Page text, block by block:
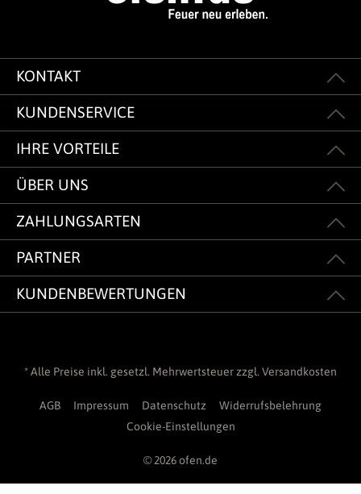
KONTAKT
KUNDENSERVICE
IHRE VORTEILE
ÜBER UNS
ZAHLUNGSARTEN
PARTNER
KUNDENBEWERTUNGEN
* Alle Preise inkl. gesetzl. Mehrwertsteuer zzgl. Versandkosten
AGB Impressum Datenschutz
Widerrufsbelehrung
Cookie-Einstellungen
© 2026 ofen.de